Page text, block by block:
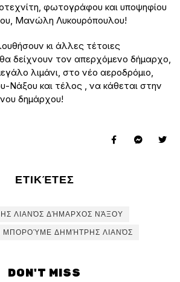
φωτογράφου και υποψηφίου
Μανώλη Λυκουρόπουλου!
κι άλλες τέτοιες
δείχνουν τον απερχόμενο δήμαρχο,
λιμάνι, στο νέο αεροδρόμιο,
Νάξου και τέλος , να κάθεται στην
δημάρχου!
ΕΤΙΚΈΤΕΣ
ΛΙΑΝΌΣ ΔΉΜΑΡΧΟΣ ΝΆΞΟΥ
ΜΠΟΡΟΎΜΕ ΔΗΜΉΤΡΗΣ ΛΙΑΝΌΣ
DON'T MISS